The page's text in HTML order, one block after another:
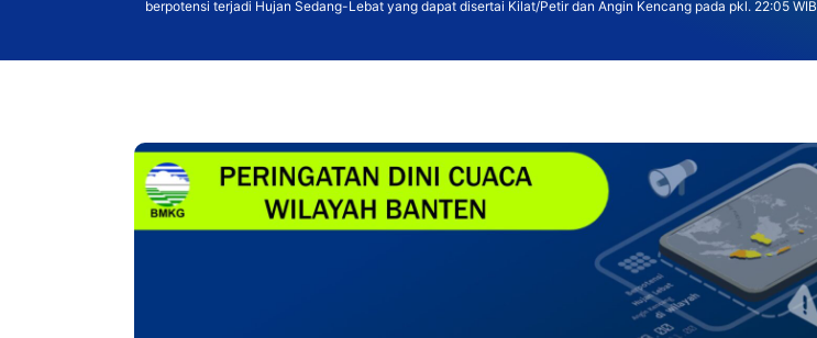
berpotensi terjadi Hujan Sedang-Lebat yang dapat disertai Kilat/Petir dan Angin Kencang pada pkl. 22:05 WIB